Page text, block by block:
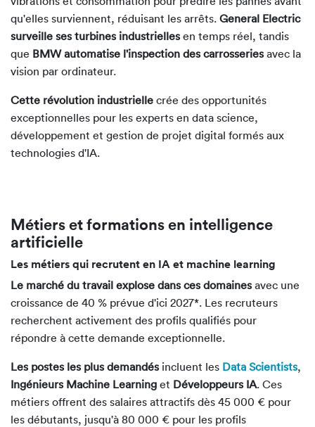
qu'elles surviennent, réduisant les arrêts. General Electric
surveille ses turbines industriellesen temps réel, tandis
que BMW automatise l'inspection des carrosseriesavec la
vision par ordinateur.
Cette révolution industrielle crée des opportunités
exceptionnelles pour les experts en data science,
développement et gestion de projet digital formés aux
technologies d'IA.
Métiers et formations en intelligence
artificielle
Les métiers qui recrutent en IA et machine learning
Le marché du travail explose dans ces domainesavec une
croissance de 40 % prévue d'ici 2027*. Les recruteurs
recherchent activement des profils qualifiés pour
répondre à cette demande exceptionnelle.
Les postes les plus demandésincluent les Data Scientists,
Ingénieurs Machine Learning et Développeurs IA. Ces
métiers offrent des salaires attractifs dès 45 000 € pour
les débutants, jusqu'à 80 000 € pour les profils